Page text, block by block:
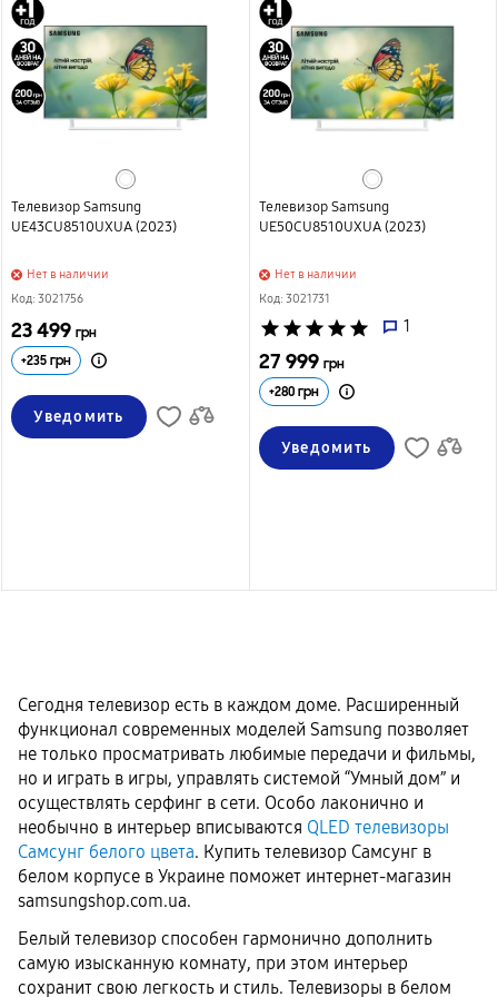
Телевизор Samsung
UE43CU8510UXUA (2023)
Нет в наличии
Код: 3021756
23 499 грн
+235 грн
Уведомить
Телевизор Samsung
UE50CU8510UXUA (2023)
Нет в наличии
Код: 3021731
star star star star star 1
27 999 грн
+280грн
Уведомить
Сегодня телевизор есть в каждом доме. Расширенный
функционал современных моделей Samsung позволяет
не только просматривать любимые передачи и фильмы,
но и играть в игры, управлять системой “Умный дом” и
осуществлять серфинг в сети. Особо лаконично и
необычно в интерьер вписываются QLED телевизоры
Самсунг белого цвета. Купить телевизор Самсунг в
белом корпусе в Украине поможет интернет-магазин
samsungshop.com.ua.
Белый телевизор способен гармонично дополнить
самую изысканную комнату, при этом интерьер
сохранит свою легкость и стиль. Телевизоры в белом